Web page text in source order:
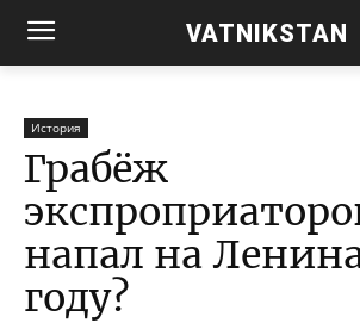
VATNIKSTAN
История
Грабёж
напал на
году?